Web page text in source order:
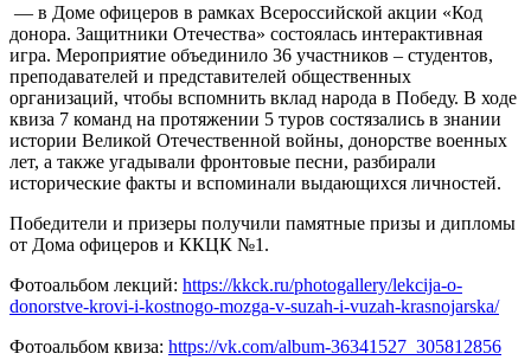
— в Доме офицеров в рамках Всероссийской акции «Код
донора. Защитники Отечества» состоялась интерактивная
игра. Мероприятие объединило 36 участников – студентов,
преподавателей и представителей общественных
организаций, чтобы вспомнить вклад народа в Победу. В ходе
квиза 7 команд на протяжении 5 туров состязались в знании
истории Великой Отечественной войны, донорстве военных
лет, а также угадывали фронтовые песни, разбирали
исторические факты и вспоминали выдающихся личностей.
Победители и призеры получили памятные призы и дипломы
от Дома офицеров и ККЦК №1.
Фотоальбом лекций: https://kkck.ru/photogallery/lekcija-o-
donorstve-krovi-i-kostnogo-mozga-v-suzah-i-vuzah-krasnojarska/
Фотоальбом квиза: https://vk.com/album-36341527_305812856